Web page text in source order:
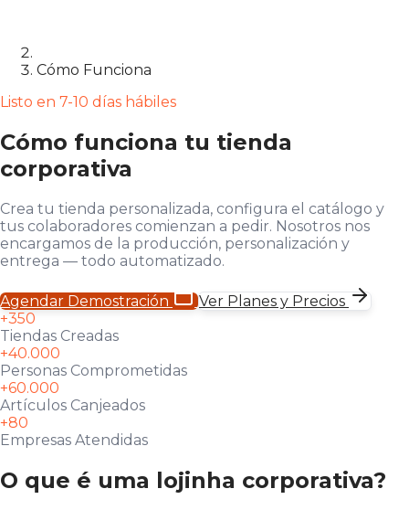
Cómo Funciona
Listo en 7-10 días hábiles
Cómo funciona tu tienda
corporativa
Crea tu tienda personalizada, configura el catálogo y
tus colaboradores comienzan a pedir. Nosotros nos
encargamos de la producción, personalización y
entrega — todo automatizado.
Agendar Demostración
Ver Planes y Precios
+350
Tiendas Creadas
+40.000
Personas Comprometidas
+60.000
Artículos Canjeados
+80
Empresas Atendidas
O que é uma lojinha corporativa?